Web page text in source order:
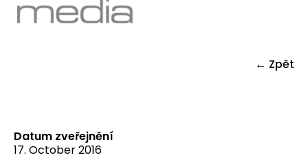
← Zpět
Datum zveřejnění
17. October 2016